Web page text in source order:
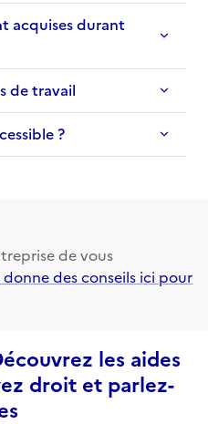
acquises durant
de travail
?
de vous
des conseils ici pour
les aides
droit et parlez-